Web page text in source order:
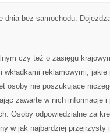
dnia bez samochodu.
czy też o zasięgu
wkładkami reklamowymi,
osoby nie poszukujące
zawarte w nich informacje
Osoby odpowiedzialne za
w jak najbardziej przejrzysty